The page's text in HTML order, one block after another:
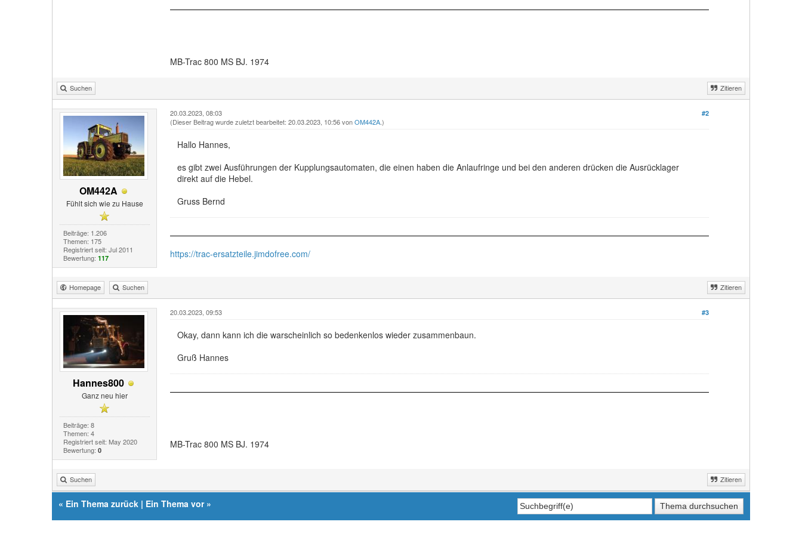
MB-Trac 800 MS BJ. 1974
Suchen Zitieren
OM442A
Fühlt sich wie zu Hause
Beiträge: 1.206
Themen: 175
Registriert seit: Jul 2011
Bewertung: 117
#2
20.03.2023, 08:03
(Dieser Beitrag wurde zuletzt bearbeitet: 20.03.2023, 10:56 vonOM442A.)
Hallo Hannes,
es gibt zwei Ausführungen der Kupplungsautomaten, die einen haben die Anlaufringe und bei den anderen drücken die Ausrücklager
direkt auf die Hebel.
Gruss Bernd
https://trac-ersatzteile.jimdofree.com/
Homepage Suchen Zitieren
Hannes800
Ganz neu hier
Beiträge: 8
Themen: 4
Registriert seit: May 2020
Bewertung: 0
#3
20.03.2023, 09:53
Okay, dann kann ich die warscheinlich so bedenkenlos wieder zusammenbaun.
Gruß Hannes
MB-Trac 800 MS BJ. 1974
Suchen Zitieren
« Ein Thema zurück | Ein Thema vor»